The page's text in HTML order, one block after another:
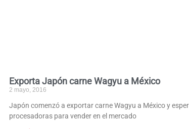
Exporta Japón carne Wagyu a México
2 mayo, 2016
Japón comenzó a exportar carne Wagyu a México y
procesadoras para vender en el mercado